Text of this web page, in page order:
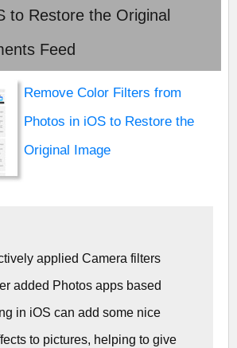
to Restore the Original
Feed
Remove Color Filters from
Photos in iOS to Restore the
Original Image
applied Camera filters
added Photos apps based
in iOS can add some nice
to pictures, helping to give